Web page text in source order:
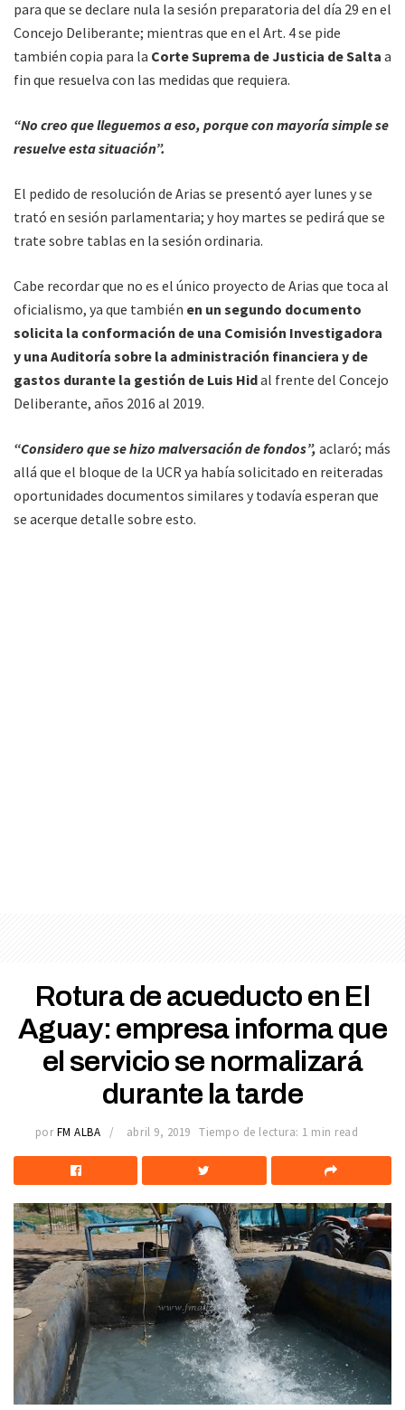
para que se declare nula la sesión preparatoria del día 29 en el
Concejo Deliberante; mientras que en el Art. 4 se pide
también copia para la Corte Suprema de Justicia de Salta a
fin que resuelva con las medidas que requiera.
“No creo que lleguemos a eso, porque con mayoría simple se
resuelve esta situación”.
El pedido de resolución de Arias se presentó ayer lunes y se
trató en sesión parlamentaria; y hoy martes se pedirá que se
trate sobre tablas en la sesión ordinaria.
Cabe recordar que no es el único proyecto de Arias que toca al
oficialismo, ya que también en un segundo documento
solicita la conformación de una Comisión Investigadora
y una Auditoría sobre la administración financiera y de
gastos durante la gestión de Luis Hidal frente del Concejo
Deliberante, años 2016 al 2019.
“Considero que se hizo malversación de fondos”, aclaró; más
allá que el bloque de la UCR ya había solicitado en reiteradas
oportunidades documentos similares y todavía esperan que
se acerque detalle sobre esto.
Rotura de acueducto en El
Aguay: empresa informa que
el servicio se normalizará
durante la tarde
por FM ALBA abril 9, 2019 Tiempo de lectura: 1 min read